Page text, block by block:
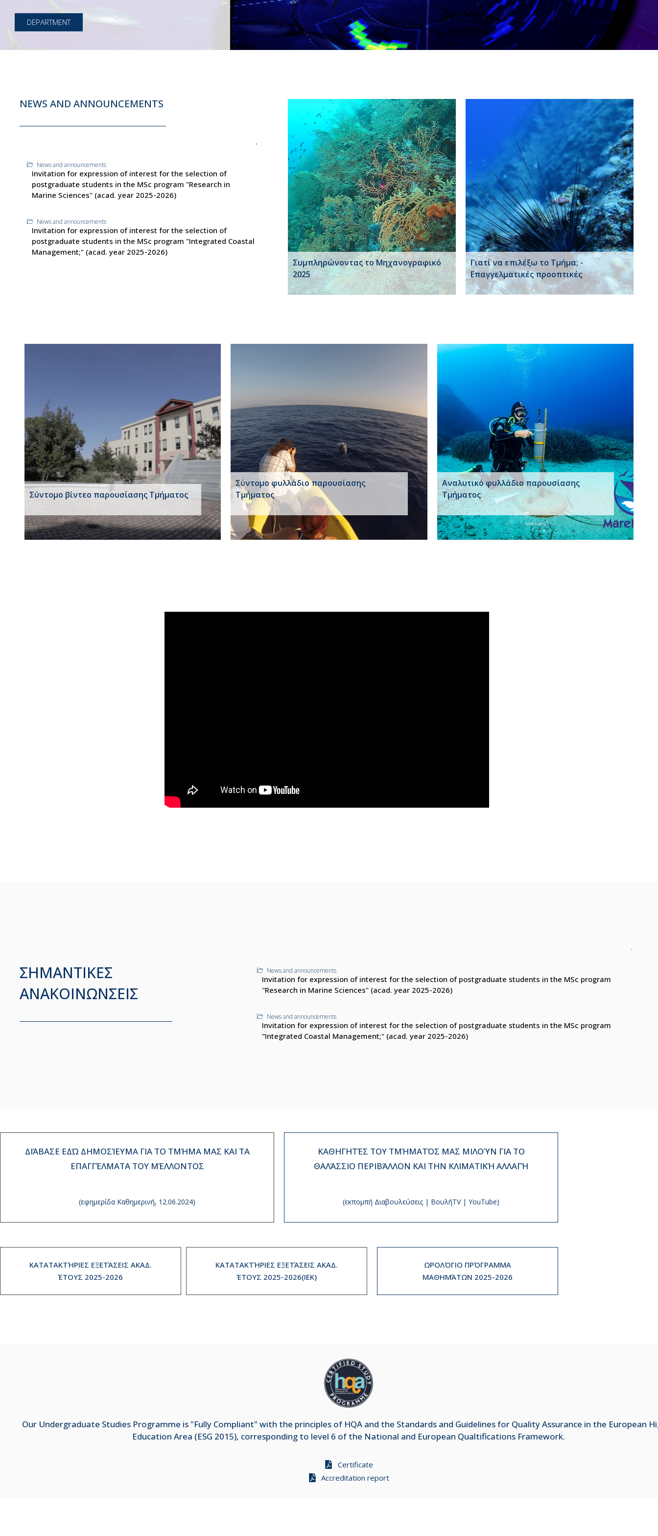
DEPARTMENT
NEWS AND ANNOUNCEMENTS
News and announcements
Invitation for expression of interest for the selection of
postgraduate students in the MSc program "Research in
Marine Sciences" (acad. year 2025-2026)
News and announcements
Invitation for expression of interest for the selection of
postgraduate students in the MSc program "Integrated Coastal
Management;" (acad. year 2025-2026)
Συμπληρώνοντας το Μηχανογραφικό
2025
Γιατί να επιλέξω το Τμήμα; -
Επαγγελματικές προοπτικές
Σύντομο βίντεο παρουσίασης Τμήματος
Σύντομο φυλλάδιο παρουσίασης
Τμήματος
Αναλυτικό φυλλάδιο παρουσίασης
Τμήματος
ΣΗΜΑΝΤΙΚΕΣ
ΑΝΑΚΟΙΝΩΝΣΕΙΣ
News and announcements
Invitation for expression of interest for the selection of postgraduate students in the MSc program
"Research in Marine Sciences" (acad. year 2025-2026)
News and announcements
Invitation for expression of interest for the selection of postgraduate students in the MSc program
"Integrated Coastal Management;" (acad. year 2025-2026)
ΔΙΆΒΑΣΕ ΕΔΏ ΔΗΜΟΣΊΕΥΜΑ ΓΙΑ ΤΟ ΤΜΉΜΑ ΜΑΣ ΚΑΙ ΤΑ
ΕΠΑΓΓΈΛΜΑΤΑ ΤΟΥ ΜΈΛΛΟΝΤΟΣ
(εφημερίδα Καθημερινή, 12.06.2024)
ΚΑΘΗΓΗΤΈΣ ΤΟΥ ΤΜΉΜΑΤΌΣ ΜΑΣ ΜΙΛΟΎΝ ΓΙΑ ΤΟ
ΘΑΛΆΣΣΙΟ ΠΕΡΙΒΆΛΛΟΝ ΚΑΙ ΤΗΝ ΚΛΙΜΑΤΙΚΉ ΑΛΛΑΓΉ
(εκπομπή Διαβουλεύσεις | ΒουλήTV | YouTube)
ΚΑΤΑΤΑΚΤΉΡΙΕΣ ΕΞΕΤΆΣΕΙΣ ΑΚΑΔ.
ΈΤΟΥΣ 2025-2026
ΚΑΤΑΤΑΚΤΉΡΙΕΣ ΕΞΕΤΆΣΕΙΣ ΑΚΑΔ.
ΈΤΟΥΣ 2025-2026(IEK)
ΩΡΟΛΌΓΙΟ ΠΡΌΓΡΑΜΜΑ
ΜΑΘΗΜΆΤΩΝ 2025-2026
Our Undergraduate Studies Programme is "Fully Compliant" with the principles of HQA and the Standards and Guidelines for Quality Assurance in the European
Education Area (ESG 2015), corresponding to level 6 of the National and European Qualtifications Framework.
Certificate
Accreditation report